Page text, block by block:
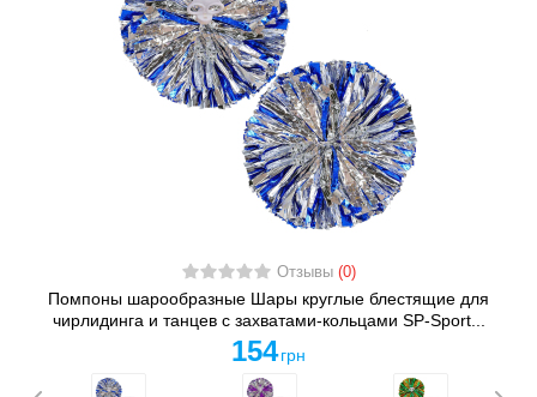
Отзывы (0)
Помпоны шарообразные Шары круглые блестящие для
чирлидинга и танцев с захватами-кольцами SP-Sport...
154 грн